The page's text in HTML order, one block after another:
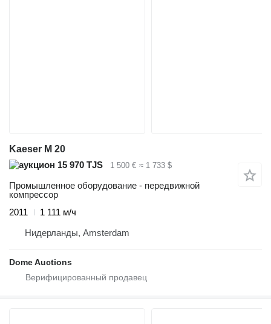
Kaeser M 20
15 970 TJS
1 500 € ≈ 1 733 $
Промышленное оборудование - передвижной
компрессор
2011
1 111 м/ч
Нидерланды, Amsterdam
Dome Auctions